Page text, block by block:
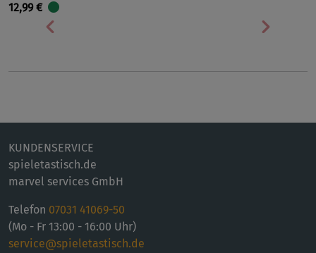
12,99 €
Vorherige
KUNDENSERVICE
spieletastisch.de
marvel services GmbH
Telefon 07031 41069-50
(Mo - Fr 13:00 - 16:00 Uhr)
service@spieletastisch.de